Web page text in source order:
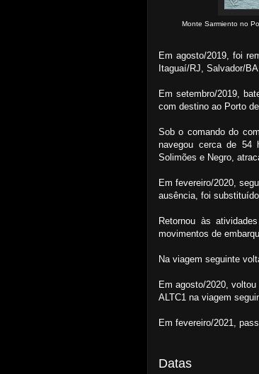
Monte Sarmiento no
Em agosto/2019, foi
Itaguaí/RJ, Salvador/
Em setembro/2019,
com destino ao Porto
Sob o comando do
navegou cerca de 54
Solimões e Negro,
Em fevereiro/2020,
ausência, foi
Retornou às
movimentos de
Na viagem seguinte
Em agosto/2020,
ALTC1 na viagem
Em fevereiro/2021,
Datas